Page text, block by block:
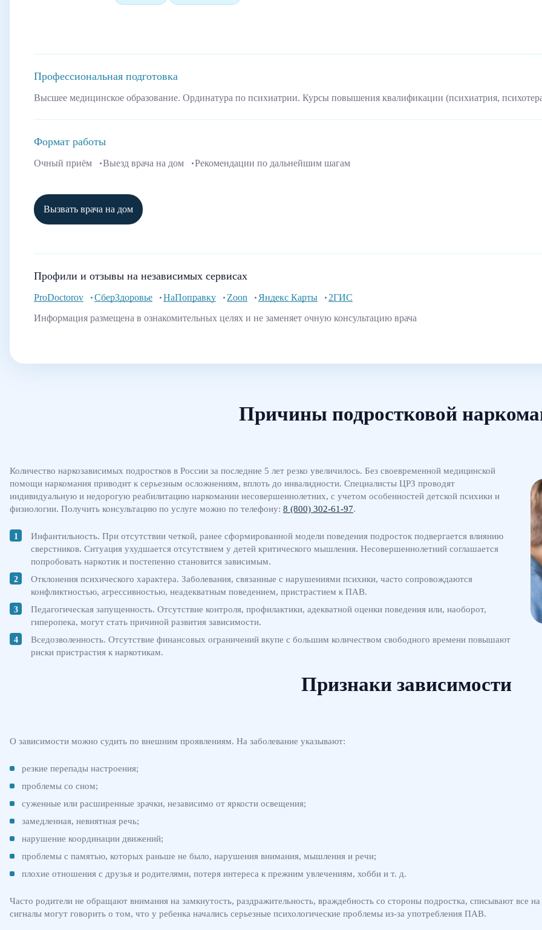
Профессиональная подготовка
Высшее медицинское образование. Ординатура по психиатрии. Курсы повышения квалификации (психиатрия,
Формат работы
Очный приём Выезд врача на дом Рекомендации по дальнейшим шагам
Вызвать врача на дом
Профили и отзывы на независимых сервисах
ProDoctorov СберЗдоровье НаПоправку Zoon Яндекс Карты
2ГИС
Информация размещена в ознакомительных целях и не заменяет очную консультацию врача
Причины подростковой
Количество наркозависимых подростков в России за последние 5 лет резко увеличилось. Без своевременной медицинской
помощи наркомания приводит к серьезным осложнениям, вплоть до инвалидности. Специалисты ЦРЗ проводят
индивидуальную и недорогую реабилитацию наркомании несовершеннолетних, с учетом особенностей детской психики и
физиологии. Получить консультацию по услуге можно по телефону: 8 (800) 302-61-97.
Инфантильность. При отсутствии четкой, ранее сформированной модели поведения подросток подвергается влиянию
сверстников. Ситуация ухудшается отсутствием у детей критического мышления. Несовершеннолетний соглашается
попробовать наркотик и постепенно становится зависимым.
Отклонения психического характера. Заболевания, связанные с нарушениями психики, часто сопровождаются
конфликтностью, агрессивностью, неадекватным поведением, пристрастием к ПАВ.
Педагогическая запущенность. Отсутствие контроля, профилактики, адекватной оценки поведения или, наоборот,
гиперопека, могут стать причиной развития зависимости.
Вседозволенность. Отсутствие финансовых ограничений вкупе с большим количеством свободного времени повышают
риски пристрастия к наркотикам.
Признаки зависимости
О зависимости можно судить по внешним проявлениям. На заболевание указывают:
резкие перепады настроения;
проблемы со сном;
суженные или расширенные зрачки, независимо от яркости освещения;
замедленная, невнятная речь;
нарушение координации движений;
проблемы с памятью, которых раньше не было, нарушения внимания, мышления и речи;
плохие отношения с друзья и родителями, потеря интереса к прежним увлечениям, хобби и т. д.
Часто родители не обращают внимания на замкнутость, раздражительность, враждебность со стороны подростка, списывают все
сигналы могут говорить о том, что у ребенка начались серьезные психологические проблемы из-за употребления ПАВ.